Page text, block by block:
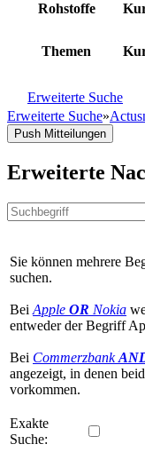
Rohstoffe
Themen
Erweiterte Suche
Erweiterte Suche»
Push Mitteilungen
Erweiterte
Sie können mehrere
suchen.
Bei Apple OR Nokia
entweder der Begriff
Bei Commerzbank
angezeigt, in denen
vorkommen.
Exakte
Suche: